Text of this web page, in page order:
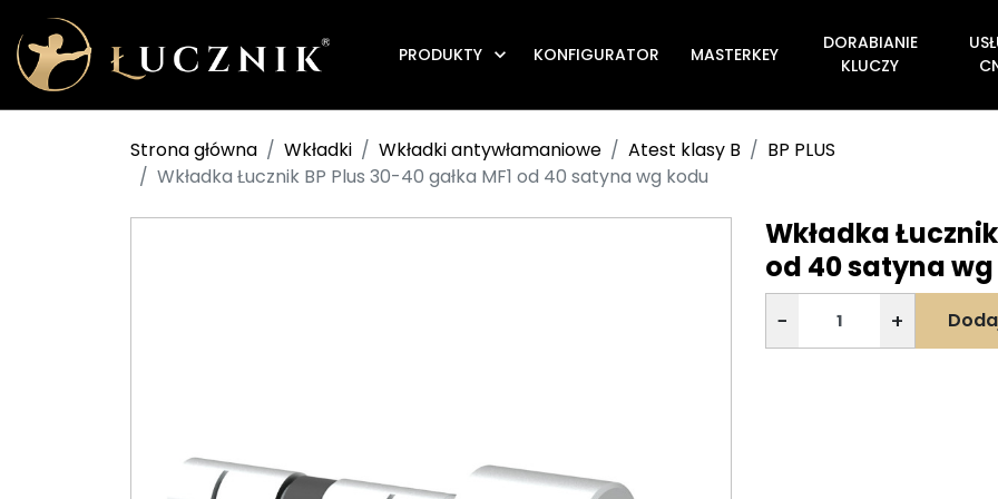
PRODUKTY  KONFIGURATOR MASTERKEY
DORABIANIE
KLUCZY
Strona główna Wkładki Wkładki antywłamaniowe Atest klasy B
BP PLUS
Wkładka Łucznik BP Plus 30-40 gałka MF1 od 40 satyna wg kodu
Wkładka
od 40 satyna
− +